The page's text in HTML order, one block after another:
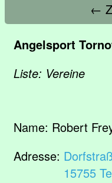
←
Angelsport
Liste: Vereine
Name: Robert
Adresse:
15755